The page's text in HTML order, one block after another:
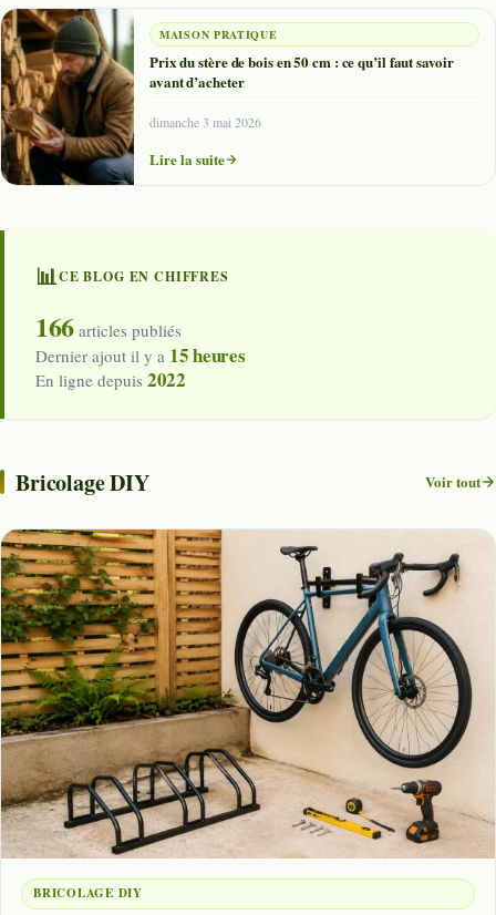
MAISON PRATIQUE
Prix du stère de bois en 50 cm : ce qu’il faut savoir
avant d’acheter
dimanche 3 mai 2026
Lire la suite
📊CE BLOG EN CHIFFRES
166articles publiés
Dernier ajout il y a 15 heures
En ligne depuis 2022
Bricolage DIY Voir tout
BRICOLAGE DIY